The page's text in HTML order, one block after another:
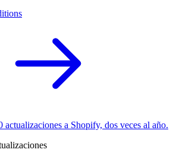
actualizaciones a Shopify, dos veces al año.